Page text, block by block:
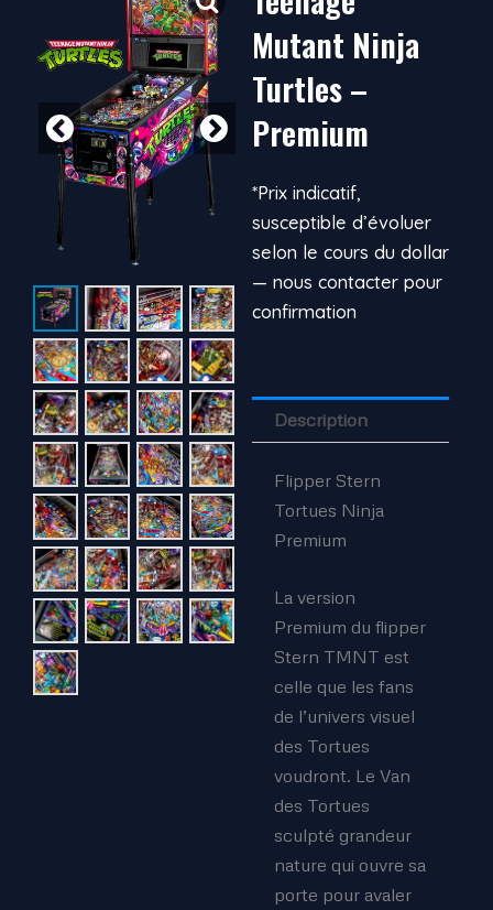
Mutant Ninja
Turtles –
Premium
*Prix indicatif,
susceptible d’évoluer
selon le cours du dollar
— nous contacter pour
confirmation
Description
Flipper Stern
Tortues Ninja
Premium
La version
Premium du flipper
Stern TMNT est
celle que les fans
de l’univers visuel
des Tortues
voudront. Le Van
des Tortues
sculpté grandeur
nature qui ouvre sa
porte pour avaler